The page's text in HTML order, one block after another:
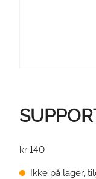
kr 140
Ikke på lager,